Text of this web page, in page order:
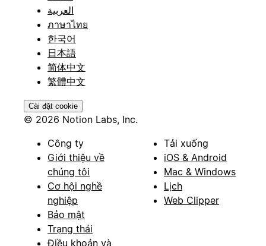
العربية
ภาษาไทย
한국어
日本語
简体中文
繁體中文
Cài đặt cookie
© 2026 Notion Labs, Inc.
Công ty
Giới thiệu về
chúng tôi
Cơ hội nghề
nghiệp
Bảo mật
Trạng thái
Điều khoản và
Tải xuống
iOS & Android
Mac & Windows
Lịch
Web Clipper